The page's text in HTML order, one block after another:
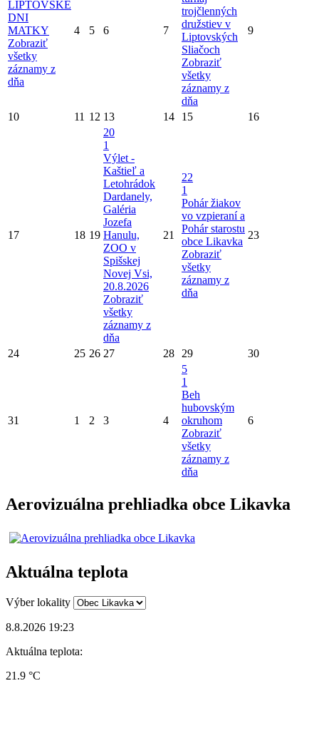
LIPTOVSKÉ
DNI
MATKY
Zobraziť
všetky
záznamy z
dňa
4 5 6 7
trojčlenných
družstiev v
Liptovských
Sliačoch
Zobraziť
všetky
záznamy z
dňa
9
10 11 12 13 14 15 16
17 18 19
20
1
Výlet -
Kaštieľ a
Letohrádok
Dardanely,
Galéria
Jozefa
Hanulu,
ZOO v
Spišskej
Novej Vsi,
20.8.2026
Zobraziť
všetky
záznamy z
dňa
21
22
1
Pohár žiakov
vo vzpieraní a
Pohár starostu
obce Likavka
Zobraziť
všetky
záznamy z
dňa
23
24 25 26 27 28 29 30
31 1 2 3 4
5
1
Beh
hubovským
okruhom
Zobraziť
všetky
záznamy z
dňa
6
Aerovizuálna prehliadka obce Likavka
Aktuálna teplota
Výber lokality
8.8.2026 19:23
Aktuálna teplota:
21.9 °C